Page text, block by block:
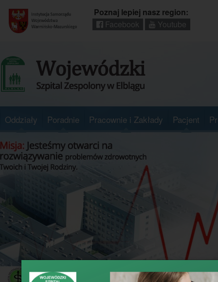
portal
informacyjny
Wrota
Warmii
i
Mazur
Poznaj lepiej nasz region:
Facebook
Youtube
Oddziały Poradnie Pracownie i Zakłady Pacjent